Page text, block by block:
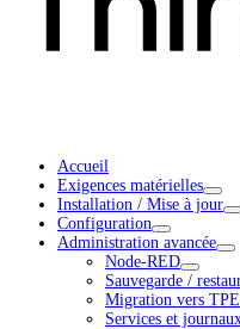
Accueil
Exigences matérielles
Installation / Mise à jour
Configuration
Administration avancée
Node-RED
Sauvegarde /
Migration vers
Services et